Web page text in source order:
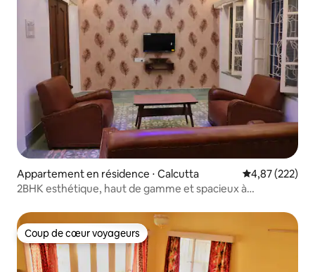
Appartement en résidence ⋅ Calcutta Évaluation
4,87 (222)
2BHK esthétique, haut de gamme et spacieux à
Coup de cœur voyageurs
Coup de cœur voyageurs